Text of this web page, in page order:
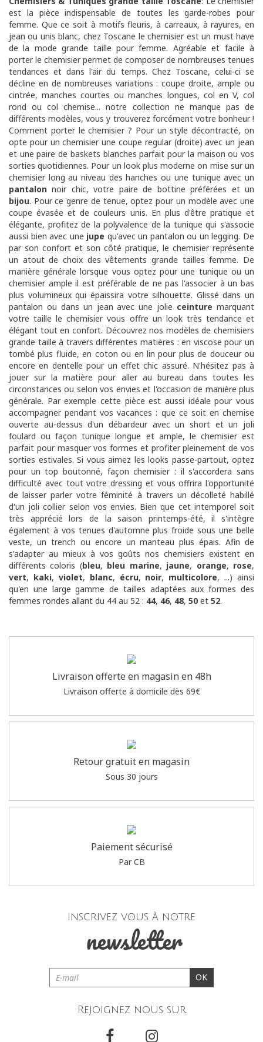
est la pièce indispensable de toutes les garde-robes pour
femme. Que ce soit à motifs fleuris, à carreaux, à rayures, en
jean ou unis blanc, chez Toscane le chemisier est un must have
de la mode grande taille pour femme. Agréable et facile à
porter le chemisier permet de composer de nombreuses tenues
tendances et dans l'air du temps. Chez Toscane, celui-ci se
décline en de nombreuses variations : coupe droite, ample ou
cintrée, manches courtes ou manches longues, col en V, col
rond ou col chemise... notre collection ne manque pas de
différents modèles, vous y trouverez forcément votre bonheur !
Comment porter le chemisier ? Pour un style décontracté, on
opte pour un chemisier une coupe regular (droite) avec un jean
et une paire de baskets blanches parfait pour la maison ou vos
sorties quotidiennes. Pour un look plus moderne on mise sur un
chemisier long au niveau des hanches ou une tunique avec un
pantalon noir chic, votre paire de bottine préférées et un
bijou. Pour ce genre de tenue, optez pour un modèle avec une
coupe évasée et de couleurs unis. En plus d'être pratique et
élégante, profitez de la polyvalence de la tunique qui s'associe
aussi bien avec une jupe qu'avec un pantalon ou un legging. De
par son confort et son côté pratique, le chemisier représente
un atout de choix des vêtements grande tailles femme. De
manière générale lorsque vous optez pour une tunique ou un
chemisier ample il est préférable de ne pas l'associer à un bas
plus volumineux qui épaissira votre silhouette. Glissé dans un
pantalon ou dans un jean avec une jolie ceinture marquant
votre taille le chemisier vous offre un look très tendance et
élégant tout en confort. Découvrez nos modèles de chemisiers
grande taille à travers différentes matières : en viscose pour un
tombé plus fluide, en coton ou en lin pour plus de douceur ou
encore en dentelle pour un effet chic assuré. N'hésitez pas à
jouer sur la matière pour aller au bureau dans toutes les
circonstances ou selon vos envies et l'occasion de manière plus
générale. Par exemple cette pièce est aussi idéale pour vous
accompagner pendant vos vacances : que ce soit en chemise
ouverte au-dessus d'un débardeur avec un short et un joli
foulard ou façon tunique longue et ample, le chemisier est
parfait pour masquer vos formes et profiter pleinement de vos
sorties estivales. Si vous aimez les looks passe-partout, optez
pour un top boutonné, façon chemisier : il s'accordera sans
difficulté avec tout votre dressing et vous offrira l'opportunité
de laisser parler votre féminité à travers un décolleté habillé
d'un joli collier selon vos envies. Bien que cet intemporel soit
très apprécié lors de la saison printemps-été, il s'intègre
également à vos tenues d'automne plus froide sous une belle
veste, un trench ou encore un manteau plus épais.Afin de
s'adapter au mieux à vos goûts nos chemisiers existent en
différents coloris (bleu, bleu marine, jaune, orange, rose,
vert, kaki, violet, blanc, écru, noir, multicolore, ...) ainsi
qu'en une large gamme de tailles adaptées aux formes des
femmes rondes allant du 44 au 52 : 44, 46, 48, 50 et 52.
Livraison offerte en magasin en 48h
Livraison offerte à domicile dès 69€
Retour gratuit en magasin
Sous 30 jours
Paiement sécurisé
Par CB
Inscrivez vous à notre
newsletter
OK
Rejoignez nous sur